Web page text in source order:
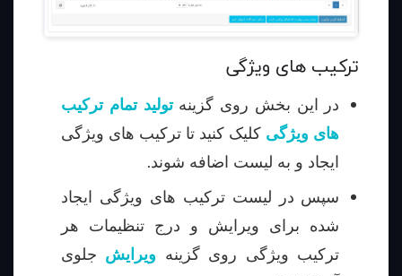
ترکیب های ویژگی
در این بخش روی گزینهتولید تمام ترکیب
های ویژگی کلیک کنید تا ترکیب های ویژگی
ایجاد و به لیست اضافه شوند.
سپس در لیست ترکیب های ویژگی ایجاد
شده برای ویرایش و درج تنظیمات هر
ترکیب ویژگی روی گزینه ویرایش جلوی